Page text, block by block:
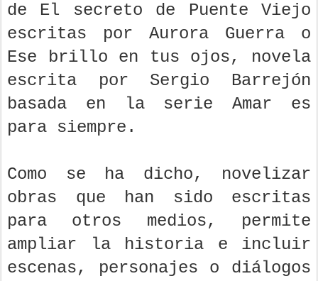
de El secreto de Puente Viejo
escritas por Aurora Guerra o
Ese brillo en tus ojos, novela
escrita por Sergio Barrejón
basada en la serie Amar es
para siempre.
Como se ha dicho, novelizar
obras que han sido escritas
para otros medios, permite
ampliar la historia e incluir
escenas, personajes o diálogos